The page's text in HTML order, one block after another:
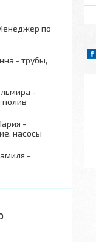
по
- трубы,
-
полив
-
насосы
-